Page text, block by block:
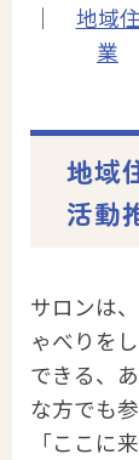
｜ 地域
業
地域
活動
サロンは
ゃべりを
できる、
な方でも
「ここに